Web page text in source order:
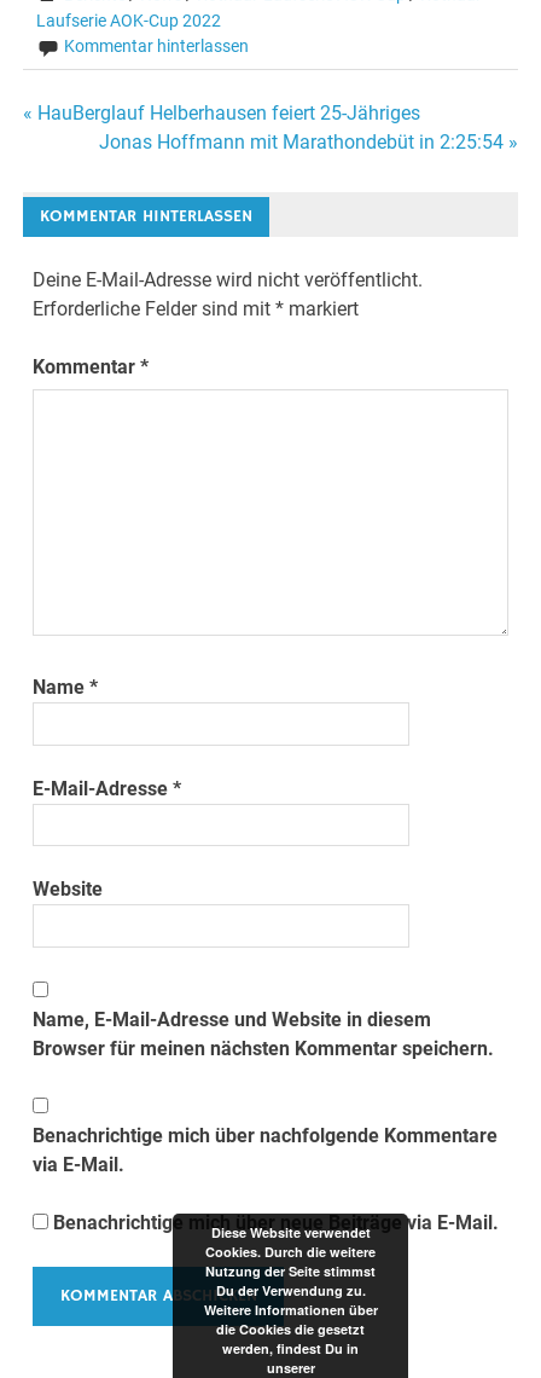
Laufserie AOK-Cup 2022
Kommentar hinterlassen
Beitragsnavigation
« HauBerglauf Helberhausen feiert 25-Jähriges
Jonas Hoffmann mit Marathondebüt in 2:25:54 »
KOMMENTAR HINTERLASSEN
Deine E-Mail-Adresse wird nicht veröffentlicht.
Erforderliche Felder sind mit* markiert
Kommentar*
Name*
E-Mail-Adresse*
Website
Name, E-Mail-Adresse und Website in diesem
Browser für meinen nächsten Kommentar speichern.
Benachrichtige mich über nachfolgende Kommentare
via E-Mail.
Benachrichtige mich über neue Beiträge via E-Mail.
Diese Website verwendet
Cookies. Durch die weitere
Nutzung der Seite stimmst
Du der Verwendung zu.
Weitere Informationen über
die Cookies die gesetzt
werden, findest Du in
unserer